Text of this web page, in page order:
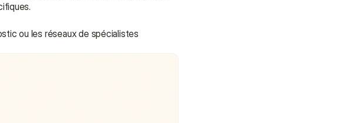
ou les réseaux de spécialistes